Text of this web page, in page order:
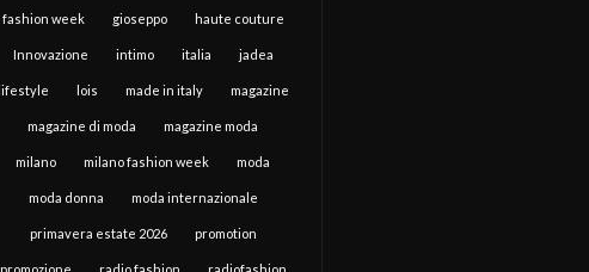
fashion week gioseppo haute couture
Innovazione intimo italia jadea
lifestyle lois made in italy magazine
magazine di moda magazine moda
milano milano fashion week moda
moda donna moda internazionale
primavera estate 2026 promotion